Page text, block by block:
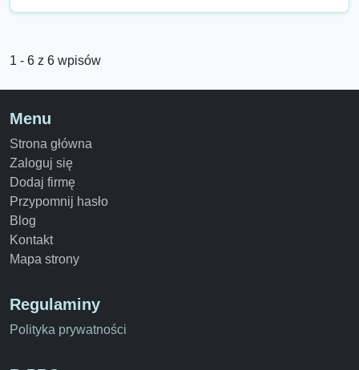
1 - 6 z 6 wpisów
Menu
Strona główna
Zaloguj się
Dodaj firmę
Przypomnij hasło
Blog
Kontakt
Mapa strony
Regulaminy
Polityka prywatności